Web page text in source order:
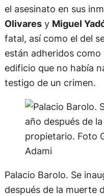
el asesinato en sus
Olivaresy Miguel
fatal, así como el del
están adheridos como
edificio que no había
testigo de un crimen.
Palacio Barolo. Se
después de la muerte